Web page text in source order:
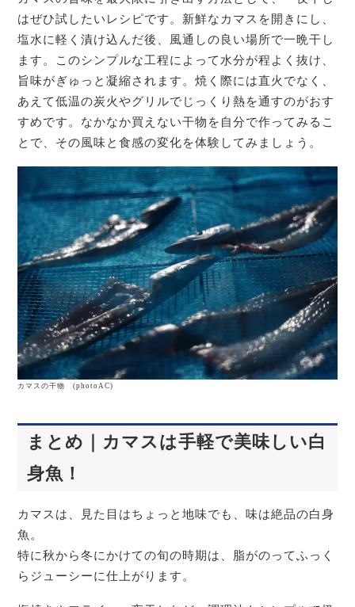
はぜひ試したいレシピです。新鮮なカマスを開きにし、
塩水に軽く漬け込んだ後、風通しの良い場所で一晩干し
ます。このシンプルな工程によって水分が程よく抜け、
旨味がぎゅっと凝縮されます。焼く際には直火でなく、
あえて低温の炭火やグリルでじっくり熱を通すのがおす
すめです。なかなか買えない干物を自分で作ってみるこ
とで、その風味と食感の変化を体験してみましょう。
カマスの干物 (photoAC)
まとめ｜カマスは手軽で美味しい白
身魚！
カマスは、見た目はちょっと地味でも、味は絶品の白身
魚。
特に秋から冬にかけての旬の時期は、脂がのってふっく
らジューシーに仕上がります。